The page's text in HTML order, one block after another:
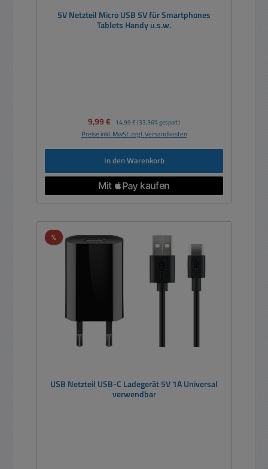
5V Netzteil Micro USB 5V für Smartphones
Tablets Handy u.s.w.
Verkaufspreis:
9,99 € Regulärer Preis:
14,99 € (33.36% gespart)
Preise inkl. MwSt. zzgl. Versandkosten
In den Warenkorb
%Rabatt
USB Netzteil USB-C Ladegerät 5V 1A Universal
verwendbar